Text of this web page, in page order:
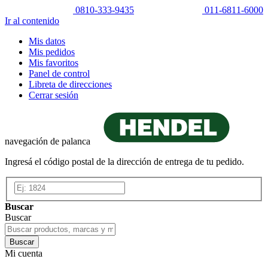
0810-333-9435
011-6811-6000
Ir al contenido
Mis datos
Mis pedidos
Mis favoritos
Panel de control
Libreta de direcciones
Cerrar sesión
navegación de palanca
Ingresá el código postal de la dirección de entrega de tu pedido.
Buscar
Buscar
Buscar
Mi cuenta